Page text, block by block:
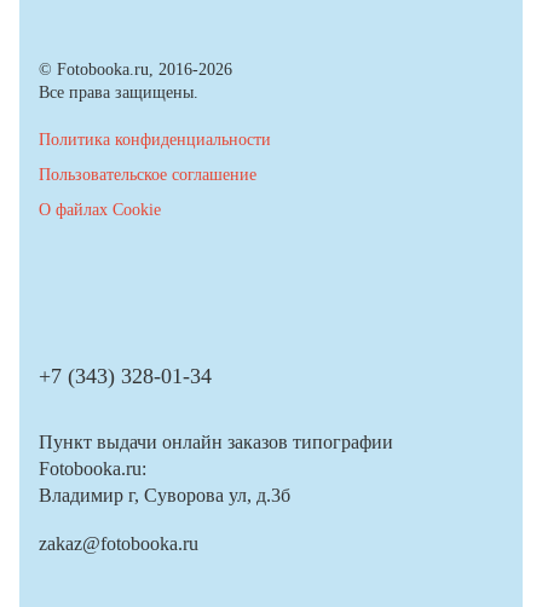
© Fotobooka.ru, 2016-2026
Все права защищены.
Политика конфиденциальности
Пользовательское соглашение
О файлах Cookie
+7 (343) 328-01-34
Пункт выдачи онлайн заказов типографии
Fotobooka.ru:
Владимир г, Суворова ул, д.3б
zakaz@fotobooka.ru